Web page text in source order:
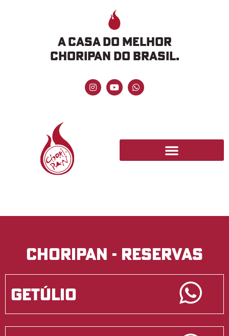
A CASA DO MELHOR
CHORIPAN DO BRASIL.
Choripan - Reservas
getúlio